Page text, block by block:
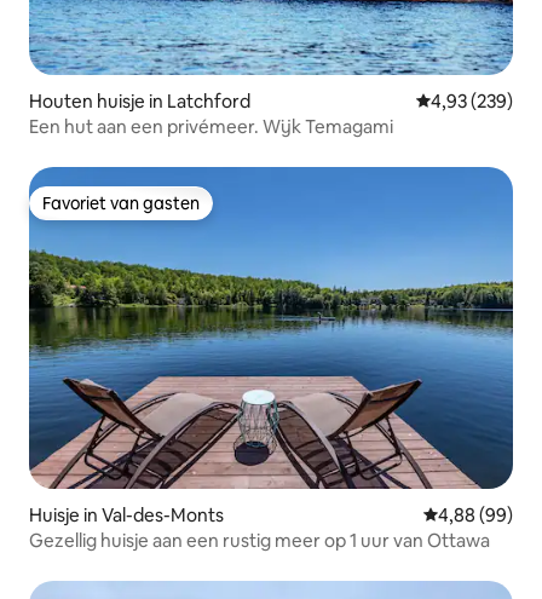
Houten huisje in Latchford Gemiddelde
4,93 (239)
Een hut aan een privémeer. Wijk Temagami
Favoriet van gasten
Favoriet van gasten
Huisje in Val-des-Monts Gemiddelde
4,88 (99)
Gezellig huisje aan een rustig meer op 1 uur van Ottawa